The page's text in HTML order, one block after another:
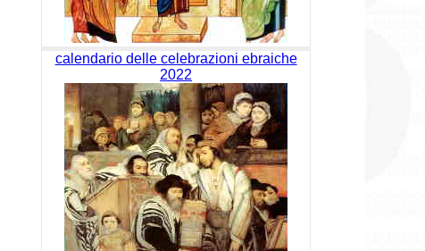
calendario delle celebrazioni ebraiche
2022